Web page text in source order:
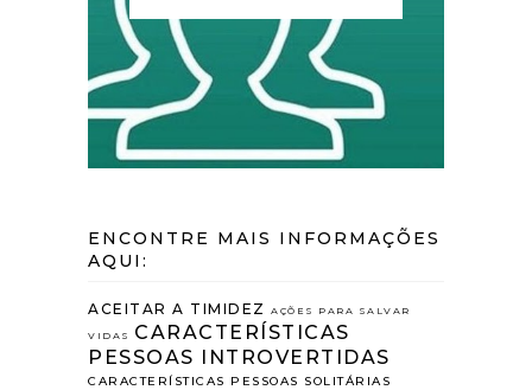
ENCONTRE MAIS INFORMAÇÕES
AQUI:
ACEITAR A TIMIDEZ AÇÕES PARA SALVAR
VIDAS
CARACTERÍSTICAS
PESSOAS INTROVERTIDAS
CARACTERÍSTICAS PESSOAS SOLITÁRIAS